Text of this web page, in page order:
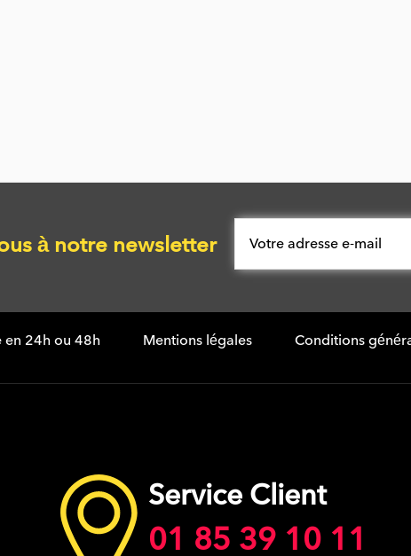
à notre newsletter
en 24h ou 48h Mentions légales Conditions
Service Client
01 85 39 10 11